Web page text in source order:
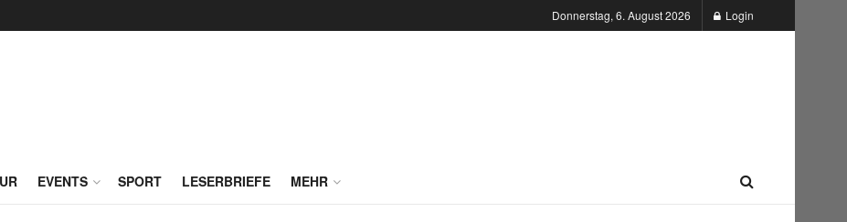
Donnerstag, 6. August 2026 Login
EVENTS SPORT LESERBRIEFE MEHR